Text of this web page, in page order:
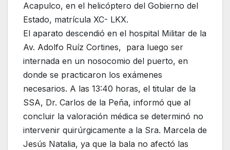
Acapulco, en el helicóptero del Gobierno del
Estado, matrícula XC- LKX.
El aparato descendió en el hospital Militar de la
Av. Adolfo Ruíz Cortines, para luego ser
internada en un nosocomio del puerto, en
donde se practicaron los exámenes
necesarios. A las 13:40 horas, el titular de la
SSA, Dr. Carlos de la Peña, informó que al
concluir la valoración médica se determinó no
intervenir quirúrgicamente a la Sra. Marcela de
Jesús Natalia, ya que la bala no afectó las